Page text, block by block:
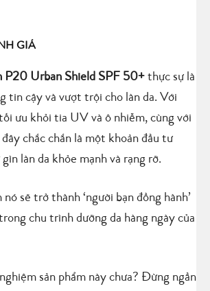
GIÁ
P20 Urban Shield SPF 50+ thực sự là
tin cậy và vượt trội cho làn da. Với
ưu khỏi tia UV và ô nhiễm, cùng với
chắc chắn là một khoản đầu tư
làn da khỏe mạnh và rạng rỡ.
sẽ trở thành ‘người bạn đồng hành’
chu trình dưỡng da hàng ngày của
sản phẩm này chưa? Đừng ngần